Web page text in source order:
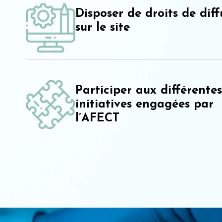
Disposer de droits de
sur le site
Participer aux différentes
initiatives engagées par
l’AFECT